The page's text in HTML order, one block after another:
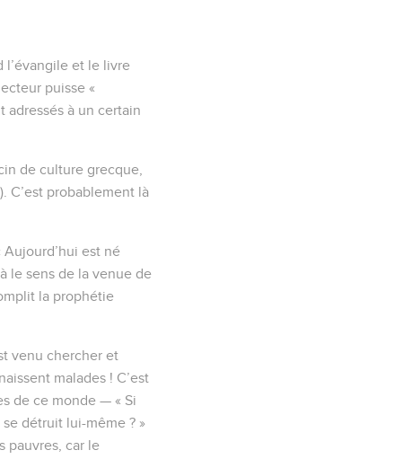
l’évangile et le livre
puisse «
adressés à un certain
de culture grecque,
C’est probablement là
Aujourd’hui est né
le sens de la venue de
la prophétie
venu chercher et
malades ! C’est
de ce monde — « Si
détruit lui-même ? »
pauvres, car le